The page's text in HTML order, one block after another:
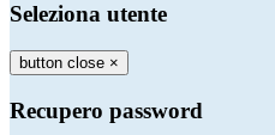
Seleziona utente
button close ×
Recupero password